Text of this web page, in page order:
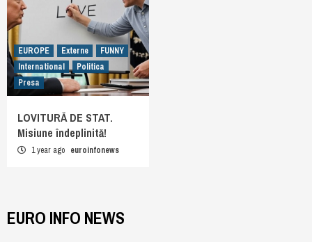
EUROPE Externe
FUNNY
International
Politica
Presa
LOVITURĂ DE STAT.
Misiune îndeplinită!
1 year ago euroinfonews
EURO INFO NEWS